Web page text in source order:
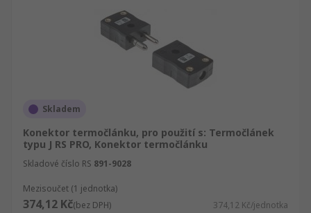
Skladem
Konektor termočlánku, pro použití s: Termočlánek
typu J RS PRO, Konektor termočlánku
Skladové číslo RS 891-9028
Mezisoučet (1 jednotka)
374,12 Kč(bez DPH) 374,12 Kč/jednotka